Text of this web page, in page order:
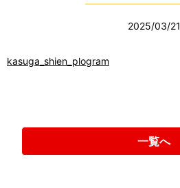
2025/03/21
kasuga_shien_plogram
一覧へ